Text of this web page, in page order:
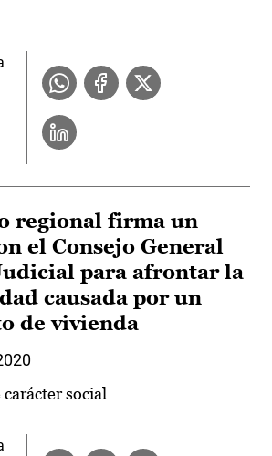
regional firma un
el Consejo General
para afrontar la
causada por un
de vivienda
social